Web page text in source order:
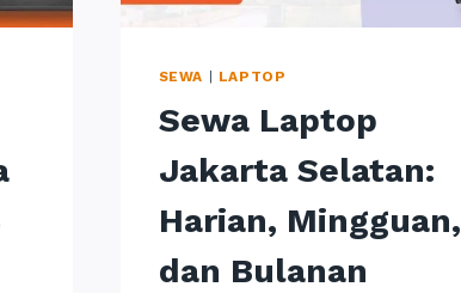
SEWA LAPTOP
Sewa Laptop
Jakarta Selatan:
Harian, Mingguan,
dan Bulanan